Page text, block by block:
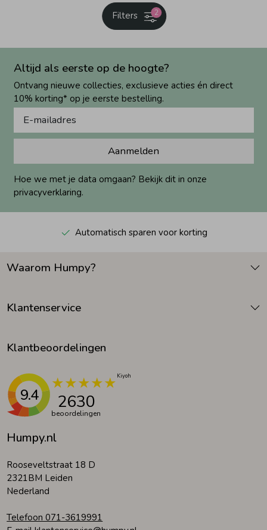
2
Filters
Altijd als eerste op de hoogte?
Ontvang nieuwe collecties, exclusieve acties én direct
10% korting* op je eerste bestelling.
Aanmelden
Hoe we met je data omgaan? Bekijk dit in onze
privacyverklaring.
Automatisch sparen voor korting
Humpy.nl
Rooseveltstraat 18 D
2321BM Leiden
Nederland
Telefoon 071-3619991
Waarom Humpy?
Klantenservice
Klantbeoordelingen
9.4 2630
beoordelingen